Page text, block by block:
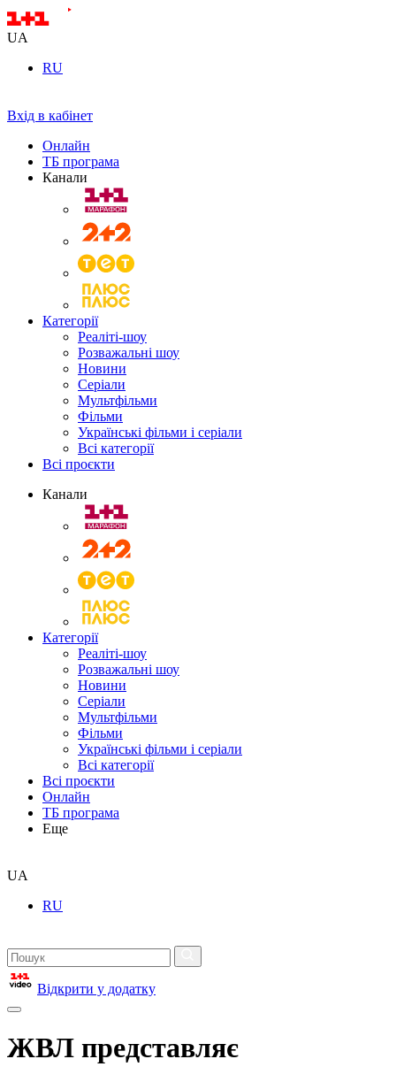
UA
RU
Вхід в кабінет
Онлайн
ТБ програма
Канали
Категорії
Реаліті-шоу
Розважальні шоу
Новини
Серіали
Мультфільми
Фільми
Українські фільми і серіали
Всі категорії
Всі проєкти
Канали
Категорії
Реаліті-шоу
Розважальні шоу
Новини
Серіали
Мультфільми
Фільми
Українські фільми і серіали
Всі категорії
Всі проєкти
Онлайн
ТБ програма
Еще
UA
RU
Відкрити у додатку
ЖВЛ представляє